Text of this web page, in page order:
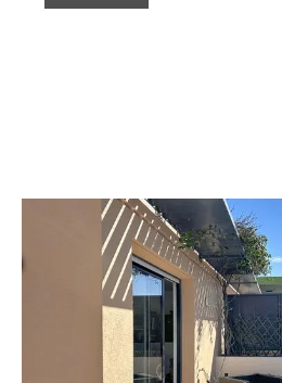
MONTPELLIER 34
2, 3 pièces
Appartement F3 à vendre
279 000 €
Visiter le site dédié